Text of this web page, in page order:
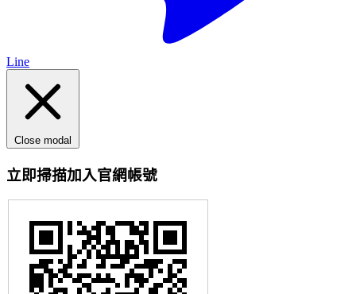
Line
Close modal
立即掃描加入官網帳號